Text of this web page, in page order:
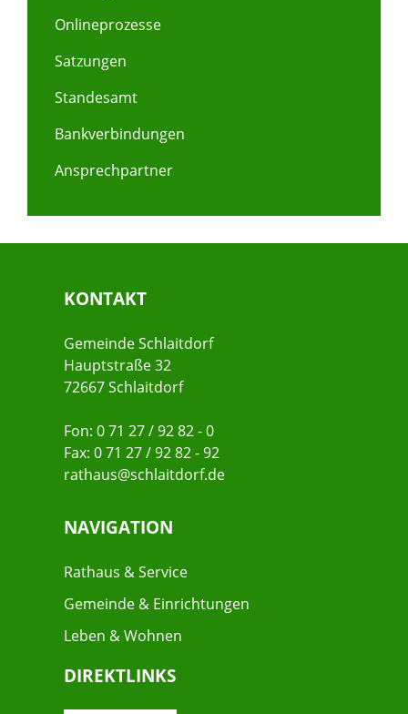
Onlineprozesse
Satzungen
Standesamt
Bankverbindungen
Ansprechpartner
KONTAKT
Gemeinde Schlaitdorf
Hauptstraße 32
72667 Schlaitdorf
Fon: 0 71 27 / 92 82 - 0
Fax: 0 71 27 / 92 82 - 92
rathaus@schlaitdorf.de
NAVIGATION
Rathaus & Service
Gemeinde & Einrichtungen
Leben & Wohnen
DIREKTLINKS